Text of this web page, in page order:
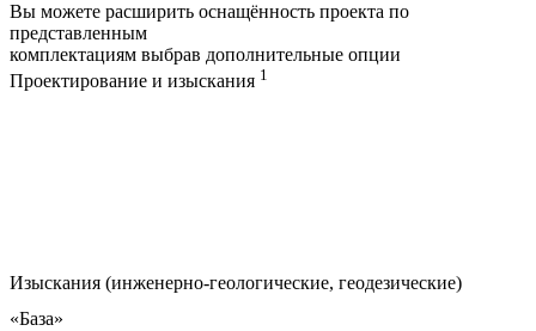
Вы можете расширить оснащённость проекта по
представленным
комплектациям выбрав дополнительные опции
Проектирование и изыскания 1
Изыскания (инженерно-геологические, геодезические)
«База»